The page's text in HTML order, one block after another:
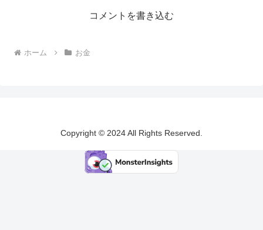
コメントを書き込む
ホーム お金
Copyright © 2024 All Rights Reserved.